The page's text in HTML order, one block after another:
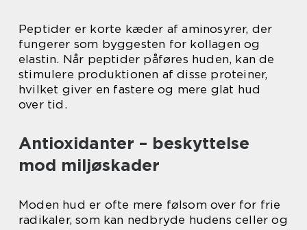
Peptider er korte kæder af aminosyrer, der
fungerer som byggesten for kollagen og
elastin. Når peptider påføres huden, kan de
stimulere produktionen af disse proteiner,
hvilket giver en fastere og mere glat hud
over tid.
Antioxidanter – beskyttelse
mod miljøskader
Moden hud er ofte mere følsom over for frie
radikaler, som kan nedbryde hudens celler og